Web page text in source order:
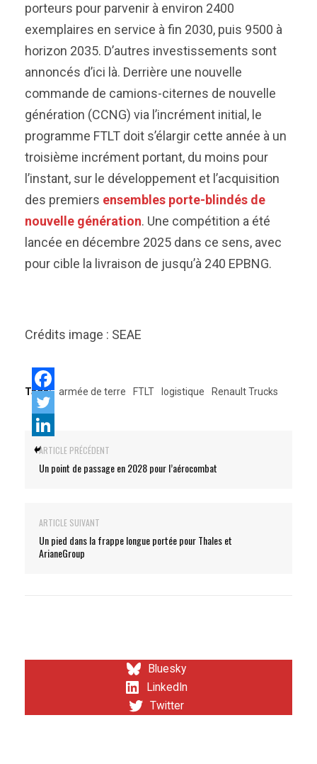
porteurs pour parvenir à environ 2400
exemplaires en service à fin 2030, puis 9500 à
horizon 2035. D’autres investissements sont
annoncés d’ici là. Derrière une nouvelle
commande de camions-citernes de nouvelle
génération (CCNG) via l’incrément initial, le
programme FTLT doit s’élargir cette année à un
troisième incrément portant, du moins pour
l’instant, sur le développement et l’acquisition
des premiers ensembles porte-blindés de
nouvelle génération. Une compétition a été
lancée en décembre 2025 dans ce sens, avec
pour cible la livraison de jusqu’à 240 EPBNG.
Crédits image : SEAE
Tags: armée de terre FTLT logistique Renault Trucks
ARTICLE PRÉCÉDENT
Un point de passage en 2028 pour l’aérocombat
ARTICLE SUIVANT
Un pied dans la frappe longue portée pour Thales et
ArianeGroup
Bluesky
LinkedIn
Twitter